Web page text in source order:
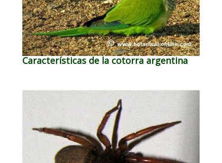
Características de la cotorra argentina